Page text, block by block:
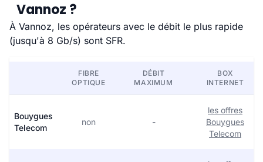
Vannoz ?
À Vannoz, les opérateurs avec le débit le plus rapide
(jusqu'à 8 Gb/s) sont SFR.
FIBRE
OPTIQUE
DÉBIT
MAXIMUM
BOX
INTERNET
Bouygues
Telecom
non -
les offres
Bouygues
Telecom